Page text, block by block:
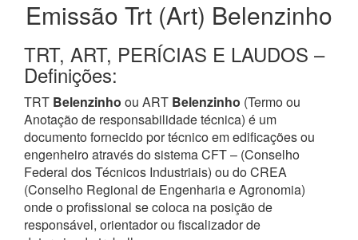
Emissão Trt (Art) Belenzinho
TRT, ART, PERÍCIAS E LAUDOS –
Definições:
TRT Belenzinho ou ART Belenzinho (Termo ou
Anotação de responsabilidade técnica) é um
documento fornecido por técnico em edificações ou
engenheiro através do sistema CFT – (Conselho
Federal dos Técnicos Industriais) ou do CREA
(Conselho Regional de Engenharia e Agronomia)
onde o profissional se coloca na posição de
responsável, orientador ou fiscalizador de